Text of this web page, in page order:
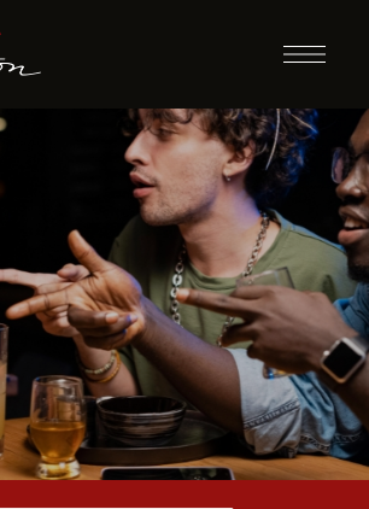
Quizz